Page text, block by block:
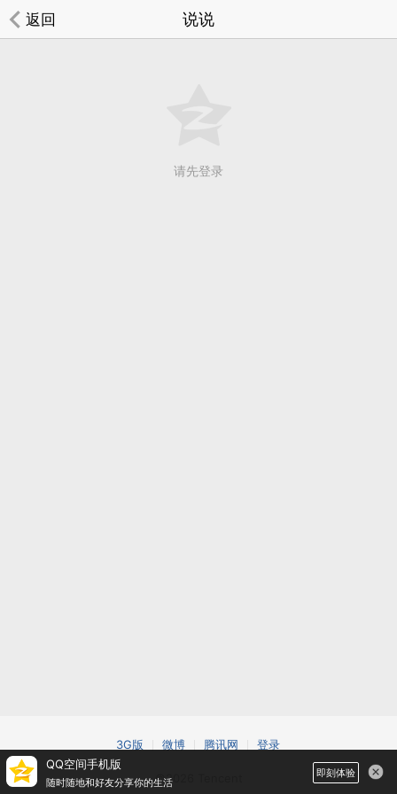
返回 说说
请先登录
3G版 微博 腾讯网 登录
©2026 Tencent 即刻体验
QQ空间手机版
随时随地和好友分享你的生活